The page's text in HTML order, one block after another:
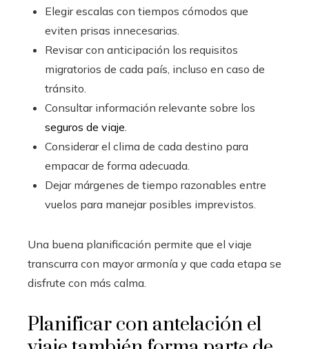
Elegir escalas con tiempos cómodos que
eviten prisas innecesarias.
Revisar con anticipación los requisitos
migratorios de cada país, incluso en caso de
tránsito.
Consultar información relevante sobre los
seguros de viaje.
Considerar el clima de cada destino para
empacar de forma adecuada.
Dejar márgenes de tiempo razonables entre
vuelos para manejar posibles imprevistos.
Una buena planificación permite que el viaje
transcurra con mayor armonía y que cada etapa se
disfrute con más calma.
Planificar con antelación el